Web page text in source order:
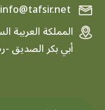
المملكة العربية
أبي بكر الصديق